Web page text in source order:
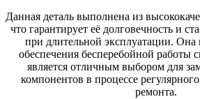
Данная деталь выполнена из
что гарантирует её долговечность и
при длительной эксплуатации. Она
обеспечения бесперебойной работы
является отличным выбором для
компонентов в процессе
ремонта.